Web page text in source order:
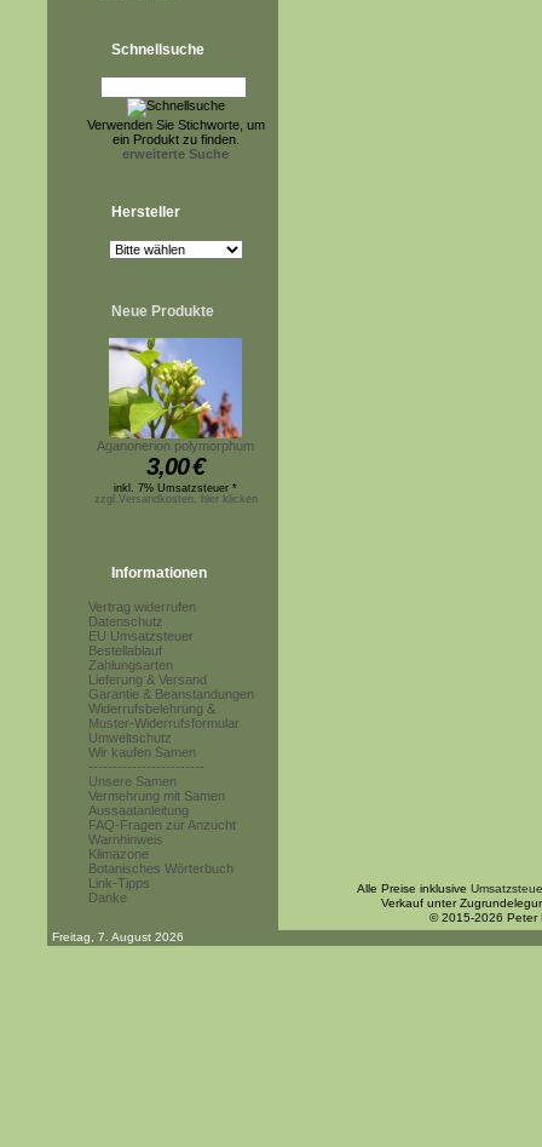
Schnellsuche
Verwenden Sie Stichworte, um
ein Produkt zu finden.
erweiterte Suche
Hersteller
Neue Produkte
Aganonerion polymorphum
3,00€
inkl. 7% Umsatzsteuer *
zzgl.Versandkosten, hier klicken
Informationen
Vertrag widerrufen
Datenschutz
EU Umsatzsteuer
Bestellablauf
Zahlungsarten
Lieferung & Versand
Garantie & Beanstandungen
Widerrufsbelehrung &
Muster-Widerrufsformular
Umweltschutz
Wir kaufen Samen
------------------------
Unsere Samen
Vermehrung mit Samen
Aussaatanleitung
FAQ-Fragen zur Anzucht
Warnhinweis
Klimazone
Botanisches Wörterbuch
Link-Tipps
Danke
Alle Preise inklusive
Verkauf unter
© 2015-2026 Peter
Freitag, 7. August 2026